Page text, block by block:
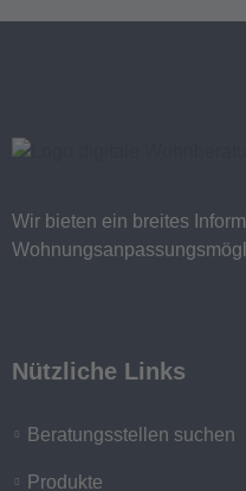
Wir bieten ein breites
Nützliche Links
Beratungsstellen suchen
Produkte